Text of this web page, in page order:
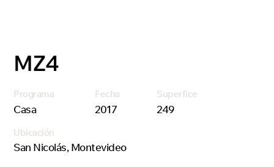
MZ4
Programa
Casa
Fecha
2017
Superfice
249
Ubicación
San Nicolás, Montevideo